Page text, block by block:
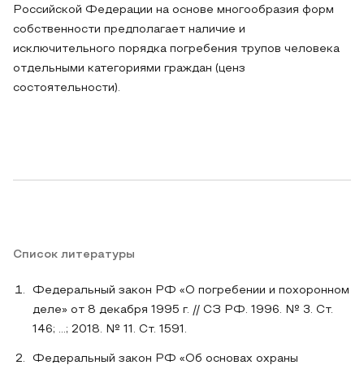
Российской Федерации на основе многообразия форм
собственности предполагает наличие и
исключительного порядка погребения трупов человека
отдельными категориями граждан (ценз
состоятельности).
Список литературы
Федеральный закон РФ «О погребении и похоронном
деле» от 8 декабря 1995 г. // СЗ РФ. 1996. № 3. Ст.
146; …; 2018. № 11. Ст. 1591.
Федеральный закон РФ «Об основах охраны